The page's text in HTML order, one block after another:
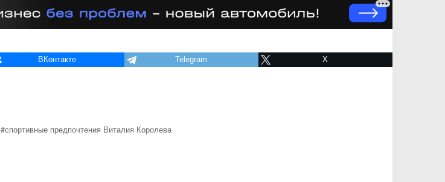
ВКонтакте Telegram X
#спортивные предпочтения Виталия Королева